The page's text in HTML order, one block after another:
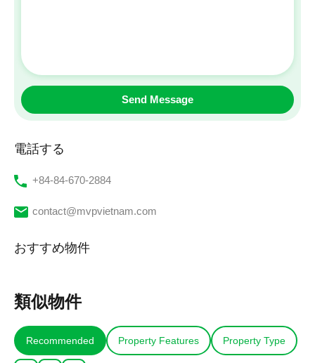
電話する
‭+84-84-670-2884‬
contact@mvpvietnam.com
おすすめ物件
類似物件
Recommended Property Features Property Type